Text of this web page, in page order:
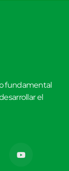
fundamental
el